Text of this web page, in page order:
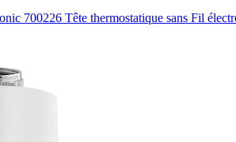
700226 Tête thermostatique sans Fil